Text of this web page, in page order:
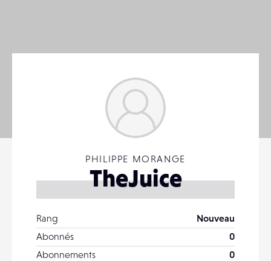
PHILIPPE MORANGE
TheJuice
Rang
Nouveau
Abonnés
0
Abonnements
0